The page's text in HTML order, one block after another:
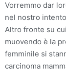
Vorremmo dar
nel nostro
Altro fronte su
muovendo è la
femminile si
carcinoma